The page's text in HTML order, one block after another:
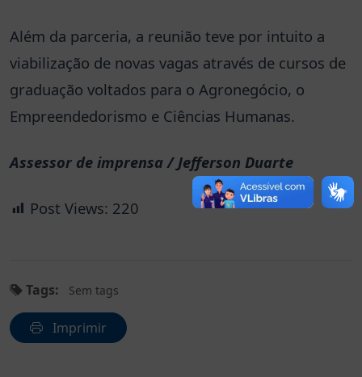
Além da parceria, a reunião teve por intuito a
viabilização de novas vagas através de cursos de
graduação voltados para o Agronegócio, o
Empreendedorismo e Ciências Humanas.
Assessor de imprensa / Jefferson Duarte
Post Views: 220
Tags: Sem tags
Imprimir